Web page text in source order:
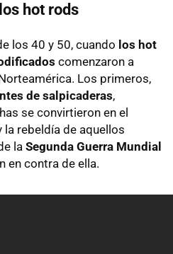
hot rods
los 40 y 50, cuando los hot
comenzaron a
Los primeros,
de salpicaderas,
se convirtieron en el
rebeldía de aquellos
la Segunda Guerra Mundial
en contra de ella.